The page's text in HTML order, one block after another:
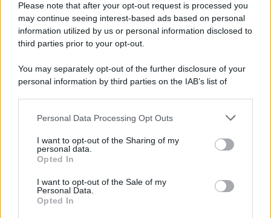
Please note that after your opt-out request is processed you
may continue seeing interest-based ads based on personal
information utilized by us or personal information disclosed to
third parties prior to your opt-out.
You may separately opt-out of the further disclosure of your
personal information by third parties on the IAB’s list of
This information may also be disclosed by us to third parties
disclose it to other third parties.
Please note that this website/app uses one or more Google
services and may gather and store information including but
not limited to your visit or usage behaviour. You may click to
grant or deny consent to Google and its third-party tags to
Personal Data Processing Opt Outs
I want to opt-out of the Sharing of my
personal data.
Opted In
I want to opt-out of the Sale of my
Personal Data.
Opted In